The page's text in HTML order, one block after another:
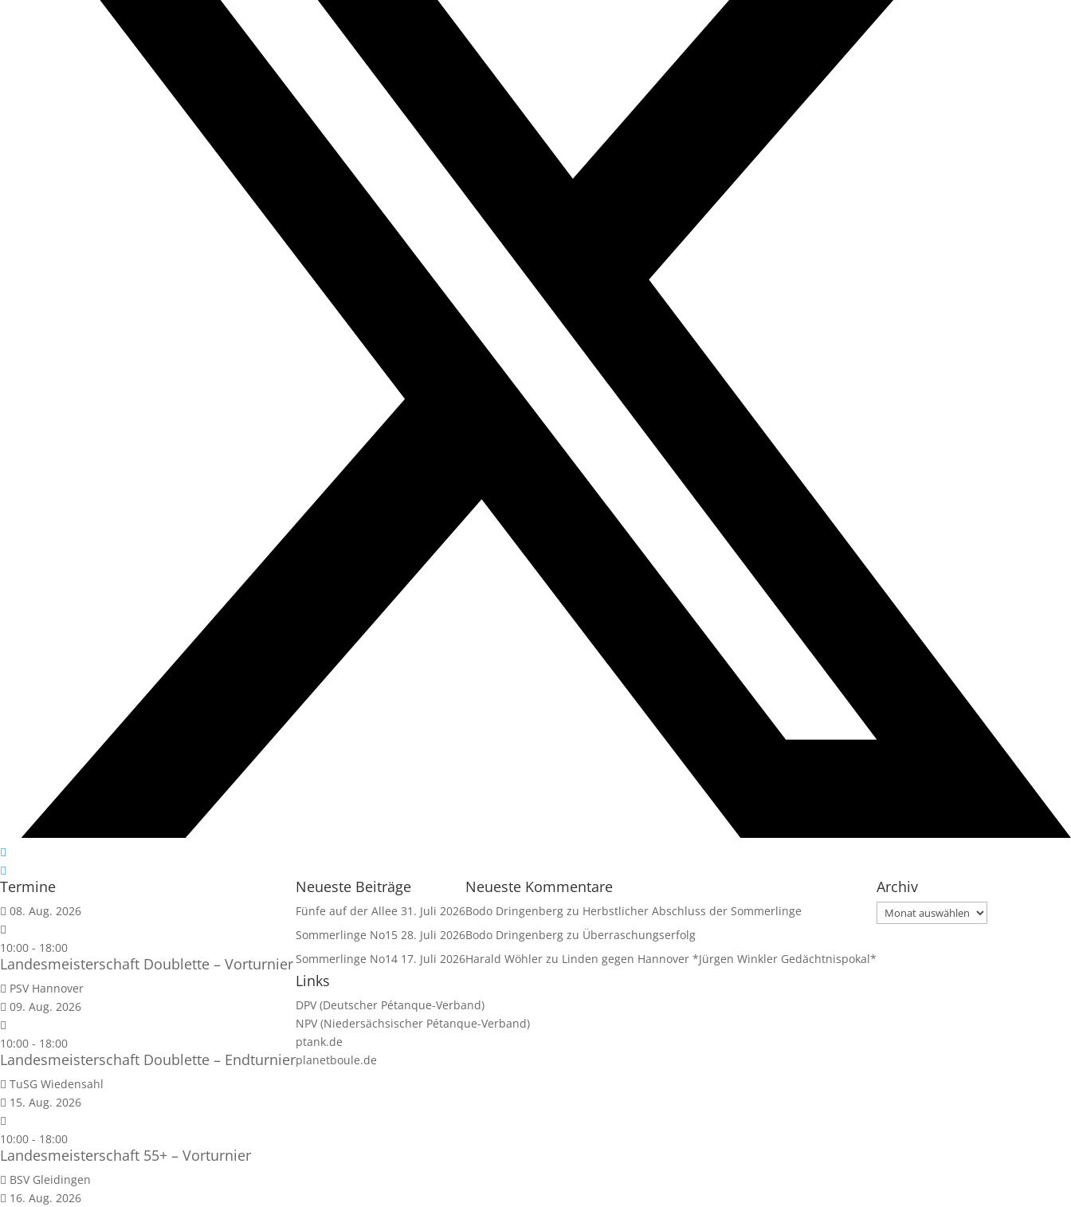
Termine
08. Aug. 2026
10:00 - 18:00
Landesmeisterschaft Doublette – Vorturnier
PSV Hannover
09. Aug. 2026
10:00 - 18:00
Landesmeisterschaft Doublette – Endturnier
TuSG Wiedensahl
15. Aug. 2026
10:00 - 18:00
Landesmeisterschaft 55+ – Vorturnier
BSV Gleidingen
16. Aug. 2026
Neueste Beiträge
Fünfe auf der Allee 31. Juli 2026
Sommerlinge No15 28. Juli 2026
Sommerlinge No14 17. Juli 2026
Neueste Kommentare
Bodo Dringenberg zu Herbstlicher Abschluss der Sommerlinge
Bodo Dringenberg zu Überraschungserfolg
Harald Wöhler zu Linden gegen Hannover *Jürgen Winkler Gedächtnispokal*
Archiv
Archiv
Links
DPV (Deutscher Pétanque-Verband)
NPV (Niedersächsischer Pétanque-Verband)
ptank.de
planetboule.de